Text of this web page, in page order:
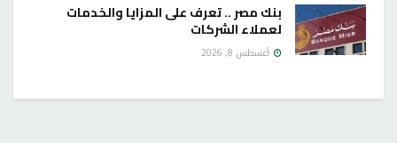
بنك مصر .. تعرف على المزايا والخدمات
لعملاء الشركات
أغسطس 8, 2026